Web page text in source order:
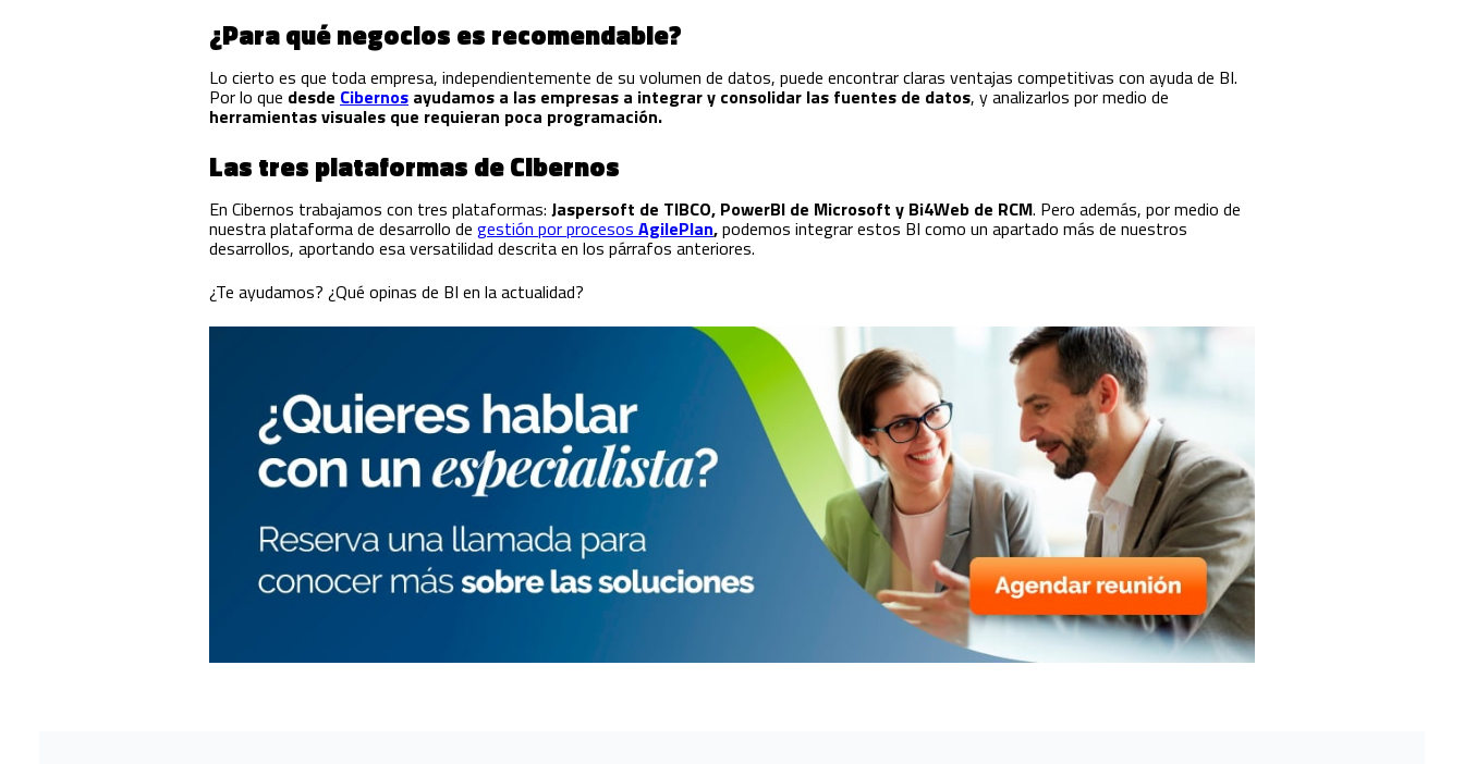
¿Para qué negocios es recomendable?
Lo cierto es que toda empresa, independientemente de su volumen de datos, puede encontrar claras ventajas competitivas con ayuda de BI.
Por lo que desde Cibernos ayudamos a las empresas a integrar y consolidar las fuentes de datos, y analizarlos por medio de
herramientas visuales que requieran poca programación.
Las tres plataformas de Cibernos
En Cibernos trabajamos con tres plataformas: Jaspersoft de TIBCO, PowerBI de Microsoft y Bi4Web de RCM. Pero además, por medio de
nuestra plataforma de desarrollo de gestión por procesos AgilePlan,podemos integrar estos BI como un apartado más de nuestros
desarrollos, aportando esa versatilidad descrita en los párrafos anteriores.
¿Te ayudamos? ¿Qué opinas de BI en la actualidad?